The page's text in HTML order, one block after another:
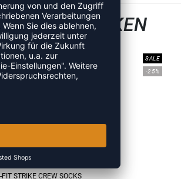
FIT STRIKE CREW SOCKS
SALE
-25%